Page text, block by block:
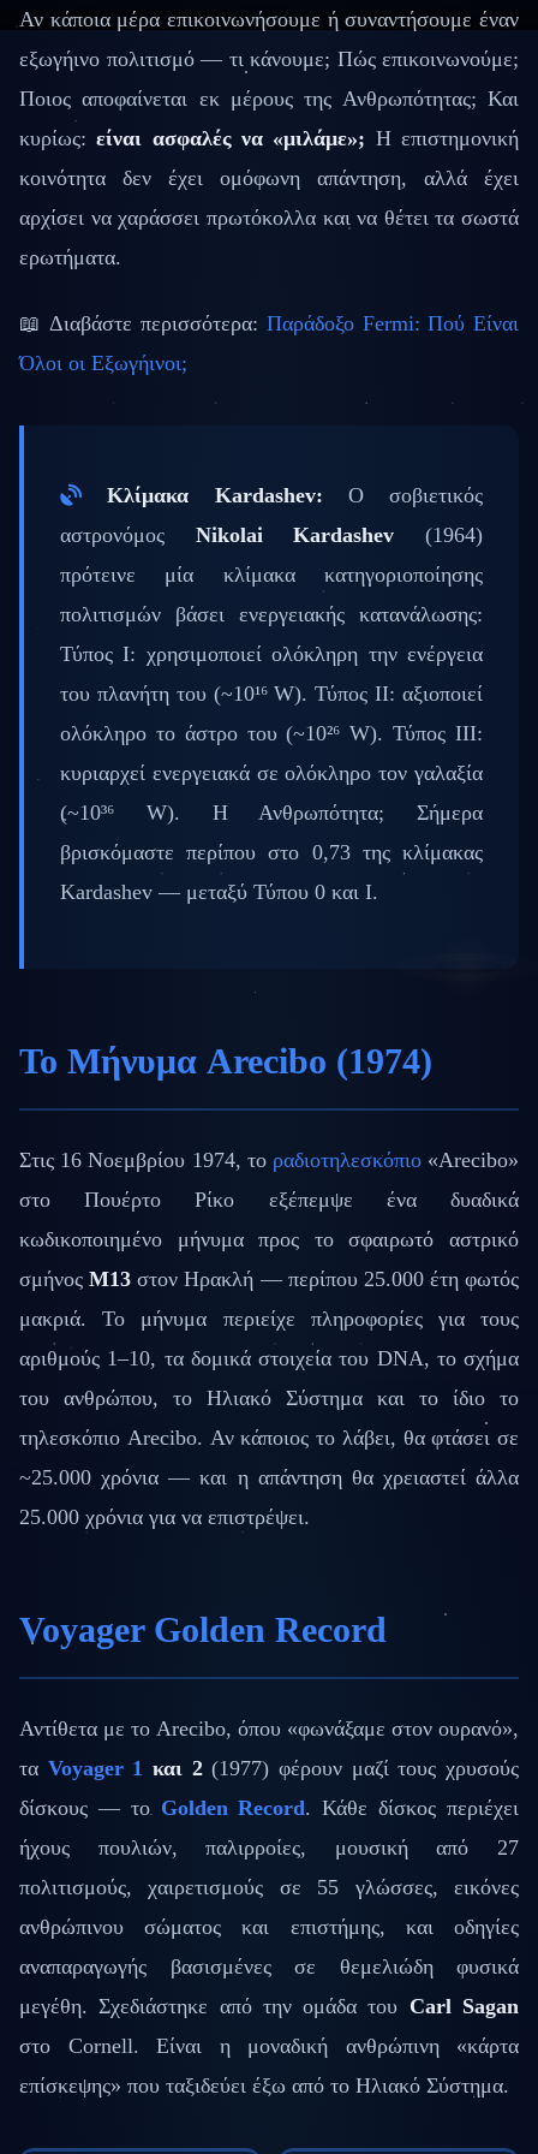
Αν κάποια μέρα επικοινωνήσουμε ή συναντήσουμε έναν
εξωγήινο πολιτισμό — τι κάνουμε; Πώς επικοινωνούμε;
Ποιος αποφαίνεται εκ μέρους της Ανθρωπότητας; Και
κυρίως:είναι ασφαλές να «μιλάμε»; Η επιστημονική
κοινότητα δεν έχει ομόφωνη απάντηση, αλλά έχει
αρχίσει να χαράσσει πρωτόκολλα και να θέτει τα σωστά
ερωτήματα.
📖 Διαβάστε περισσότερα: Παράδοξο Fermi: Πού Είναι
Όλοι οι Εξωγήινοι;
Κλίμακα Kardashev: Ο σοβιετικός
αστρονόμος Nikolai Kardashev (1964)
πρότεινε μία κλίμακα κατηγοριοποίησης
πολιτισμών βάσει ενεργειακής κατανάλωσης:
Τύπος Ι: χρησιμοποιεί ολόκληρη την ενέργεια
του πλανήτη του (~10¹⁶ W). Τύπος ΙΙ: αξιοποιεί
ολόκληρο το άστρο του (~10²⁶ W). Τύπος ΙΙΙ:
κυριαρχεί ενεργειακά σε ολόκληρο τον γαλαξία
(~10³⁶ W). Η Ανθρωπότητα; Σήμερα
βρισκόμαστε περίπου στο 0,73 της κλίμακας
Kardashev — μεταξύ Τύπου 0 και Ι.
Το Μήνυμα Arecibo (1974)
Στις 16 Νοεμβρίου 1974, το ραδιοτηλεσκόπιο«Arecibo»
στο Πουέρτο Ρίκο εξέπεμψε ένα δυαδικά
κωδικοποιημένο μήνυμα προς το σφαιρωτό αστρικό
σμήνοςΜ13 στον Ηρακλή — περίπου 25.000 έτη φωτός
μακριά. Το μήνυμα περιείχε πληροφορίες για τους
αριθμούς 1–10, τα δομικά στοιχεία του DNA, το σχήμα
του ανθρώπου, το Ηλιακό Σύστημα και το ίδιο το
τηλεσκόπιο Arecibo. Αν κάποιος το λάβει, θα φτάσει σε
~25.000 χρόνια — και η απάντηση θα χρειαστεί άλλα
25.000 χρόνια για να επιστρέψει.
Voyager Golden Record
Αντίθετα με το Arecibo, όπου «φωνάξαμε στον ουρανό»,
τα Voyager 1 και 2(1977) φέρουν μαζί τους χρυσούς
δίσκους — το Golden Record. Κάθε δίσκος περιέχει
ήχους πουλιών, παλιρροίες, μουσική από 27
πολιτισμούς, χαιρετισμούς σε 55 γλώσσες, εικόνες
ανθρώπινου σώματος και επιστήμης, και οδηγίες
αναπαραγωγής βασισμένες σε θεμελιώδη φυσικά
μεγέθη. Σχεδιάστηκε από την ομάδα του Carl Sagan
στο Cornell. Είναι η μοναδική ανθρώπινη «κάρτα
επίσκεψης» που ταξιδεύει έξω από το Ηλιακό Σύστημα.